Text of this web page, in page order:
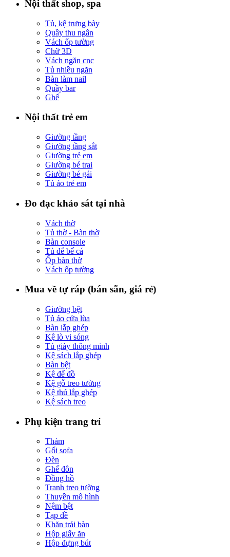
Nội thất shop, spa
Tủ, kệ trưng bày
Quầy thu ngân
Vách ốp tường
Chữ 3D
Vách ngăn cnc
Tủ nhiều ngăn
Bàn làm nail
Quầy bar
Ghế
Nội thất trẻ em
Giường tầng
Giường tầng sắt
Giường trẻ em
Giường bé trai
Giường bé gái
Tủ áo trẻ em
Đo đạc khảo sát tại nhà
Vách thờ
Tủ thờ - Bàn thờ
Bàn console
Tủ để bể cá
Ốp bàn thờ
Vách ốp tường
Mua về tự ráp (bán sẵn, giá rẻ)
Giường bệt
Tủ áo cửa lùa
Bàn lắp ghép
Kệ lò vi sóng
Tủ giày thông minh
Kệ sách lắp ghép
Bàn bệt
Kệ để đồ
Kệ gỗ treo tường
Kệ thú lắp ghép
Kệ sách treo
Phụ kiện trang trí
Thảm
Gối sofa
Đèn
Ghế đôn
Đồng hồ
Tranh treo tường
Thuyền mô hình
Nệm bệt
Tạp dề
Khăn trải bàn
Hộp giấy ăn
Hộp đựng bút